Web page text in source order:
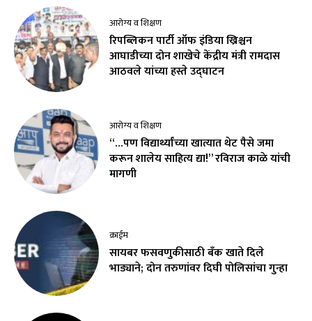
आरोग्य व शिक्षण
रिपब्लिकन पार्टी ऑफ इंडिया ख्रिश्चन
आघाडीच्या दोन शाखेचे केंद्रीय मंत्री रामदास
आठवले यांच्या हस्ते उद्घाटन
आरोग्य व शिक्षण
“…पण विद्यार्थ्यांच्या खात्यात थेट पैसे जमा
करून शालेय साहित्य द्या!” रविराज काळे यांची
मागणी
क्राईम
सायबर फसवणुकीसाठी बँक खाते दिले
भाड्याने; दोन तरुणांवर दिघी पोलिसांचा गुन्हा